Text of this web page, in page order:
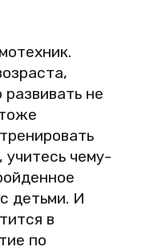
не
учитесь чему-
детьми. И
в
по